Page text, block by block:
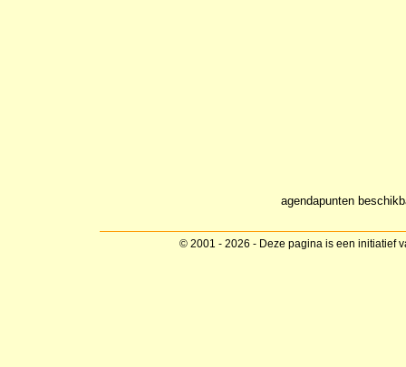
agendapunten
© 2001 - 2026 - Deze pagina is een initiatief